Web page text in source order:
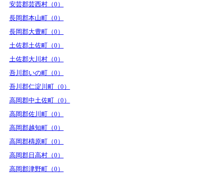
安芸郡芸西村（0）
長岡郡本山町（0）
長岡郡大豊町（0）
土佐郡土佐町（0）
土佐郡大川村（0）
吾川郡いの町（0）
吾川郡仁淀川町（0）
高岡郡中土佐町（0）
高岡郡佐川町（0）
高岡郡越知町（0）
高岡郡檮原町（0）
高岡郡日高村（0）
高岡郡津野町（0）